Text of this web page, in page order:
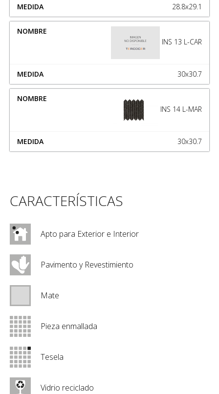
28.8x29.1
INS 13 L-CAR
30x30.7
INS 14 L-MAR
30x30.7
CARACTERÍSTICAS
Apto para Exterior e Interior
Pavimento y Revestimiento
Mate
Pieza enmallada
Tesela
Vidrio reciclado